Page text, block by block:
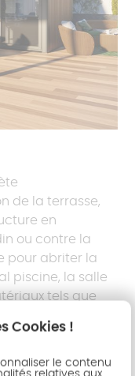
de la terrasse,
en
ou contre la
pour abriter la
piscine, la salle
tels que
Cookies !
le contenu
relatives aux